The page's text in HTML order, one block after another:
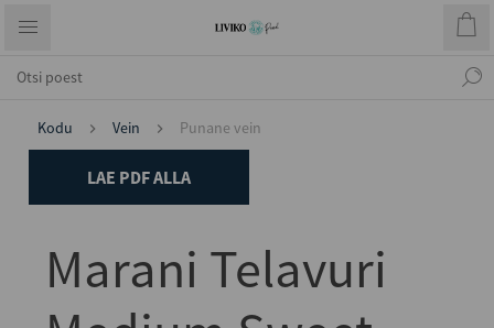
Kodu Vein Punane vein
LAE PDF ALLA
Marani Telavuri